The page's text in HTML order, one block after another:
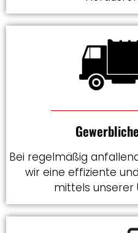
Bei regelmäßig
wir eine effiziente
mittels unserer